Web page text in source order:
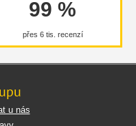
99 %
přes 6 tis. recenzí
u nás